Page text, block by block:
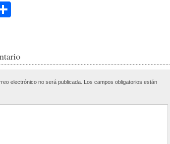
p
tir
electrónico no será publicada.
Los campos obligatorios están